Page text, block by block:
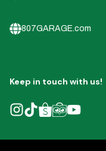
807GARAGE.com
Keep in touch with us!